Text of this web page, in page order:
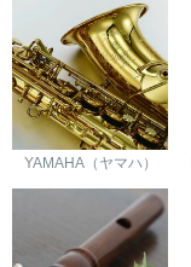
YAMAHA（ヤマハ）